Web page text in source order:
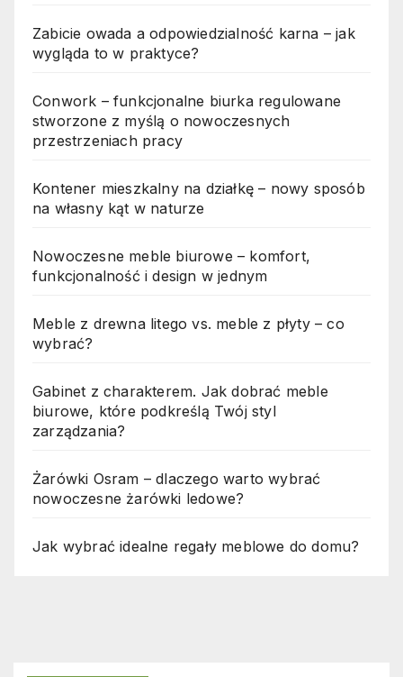
Zabicie owada a odpowiedzialność karna – jak
wygląda to w praktyce?
Conwork – funkcjonalne biurka regulowane
stworzone z myślą o nowoczesnych
przestrzeniach pracy
Kontener mieszkalny na działkę – nowy sposób
na własny kąt w naturze
Nowoczesne meble biurowe – komfort,
funkcjonalność i design w jednym
Meble z drewna litego vs. meble z płyty – co
wybrać?
Gabinet z charakterem. Jak dobrać meble
biurowe, które podkreślą Twój styl
zarządzania?
Żarówki Osram – dlaczego warto wybrać
nowoczesne żarówki ledowe?
Jak wybrać idealne regały meblowe do domu?